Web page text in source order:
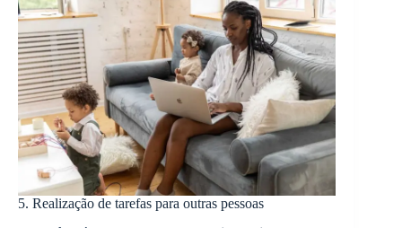
5. Realização de tarefas para outras pessoas